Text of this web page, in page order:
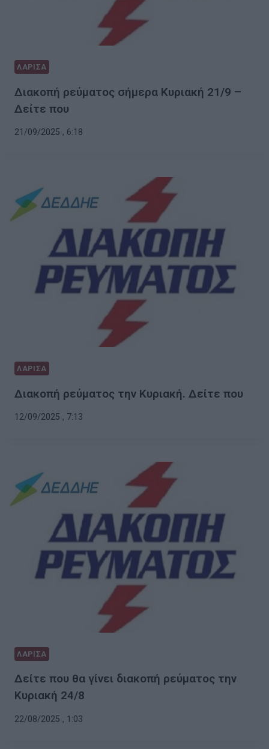
ΛΑΡΙΣΑ
Διακοπή ρεύματος σήμερα Κυριακή 21/9 –
Δείτε που
21/09/2025 , 6:18
ΛΑΡΙΣΑ
Διακοπή ρεύματος την Κυριακή. Δείτε που
12/09/2025 , 7:13
ΛΑΡΙΣΑ
Δείτε που θα γίνει διακοπή ρεύματος την
Κυριακή 24/8
22/08/2025 , 1:03